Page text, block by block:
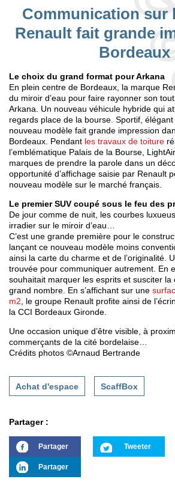
Communication sur
Renault fait grande
Bordeaux
Le choix du grand format pour Arkana
En plein centre de Bordeaux, la marque
du miroir d’eau pour faire rayonner son
Arkana. Un nouveau véhicule hybride qui
regards place de la bourse. Sportif,
nouveau modèle fait grande impression
Bordeaux. Pendant les travaux de toiture
l’emblématique Palais de la Bourse,
marques de prendre la parole dans un
opportunité d’affichage saisie par Renault
nouveau modèle sur le marché français.
Le premier SUV coupé sous le feu des
De jour comme de nuit, les courbes
irradier sur le miroir d’eau…
C’est une grande première pour le
lançant ce nouveau modèle moins
ainsi la carte du charme et de l’originalité.
trouvée pour communiquer autrement. En
souhaitait marquer les esprits et susciter la
grand nombre. En s’affichant sur une
m2, le groupe Renault profite ainsi de
la CCI Bordeaux Gironde.
Une occasion unique d’être visible, à
commerçants de la cité bordelaise…
Crédits photos ©Arnaud Bertrande
Achat d'espace ScaffBox
Partager :
Partager Tweeter
Partager